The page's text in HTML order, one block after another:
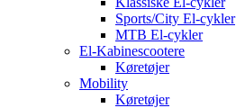
Sports/City El-cykler
MTB El-cykler
El-Kabinescootere
Køretøjer
Mobility
Køretøjer